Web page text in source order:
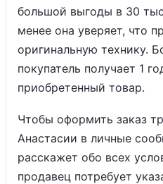
большой выгоды в 30
менее она уверяет, что
оригинальную технику.
покупатель получает 1
приобретенный товар.
Чтобы оформить заказ
Анастасии в личные
расскажет обо всех
продавец потребует